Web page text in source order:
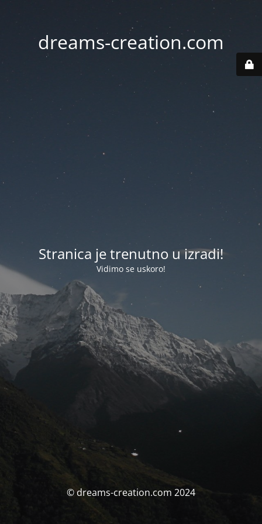
dreams-creation.com
Stranica je trenutno u izradi!
Vidimo se uskoro!
© dreams-creation.com 2024